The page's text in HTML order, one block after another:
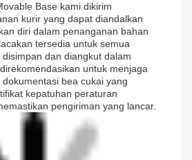
Base kami dikirim
kurir yang dapat diandalkan
diri dalam penanganan bahan
tersedia untuk semua
dan diangkut dalam
untuk menjaga
bea cukai yang
kepatuhan peraturan
pengiriman yang lancar.